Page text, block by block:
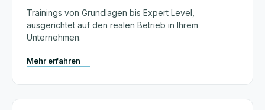
Trainings von Grundlagen bis Expert Level,
ausgerichtet auf den realen Betrieb in Ihrem
Unternehmen.
Mehr erfahren